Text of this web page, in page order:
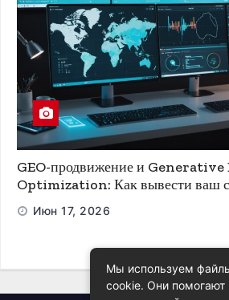
GEO-продвижение и
Optimization: Как вывести ваш
ChatGPT
Июн 17, 2026
Мы используем
cookie. Они помогают